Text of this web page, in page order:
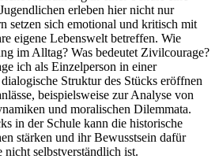
erleben hier nicht nur
setzen sich emotional und kritisch mit
eigene Lebenswelt betreffen. Wie
im Alltag? Was bedeutet Zivilcourage?
ich als Einzelperson in einer
Struktur des Stücks eröffnen
beispielsweise zur Analyse von
und moralischen Dilemmata.
in der Schule kann die historische
stärken und ihr Bewusstsein dafür
nicht selbstverständlich ist.